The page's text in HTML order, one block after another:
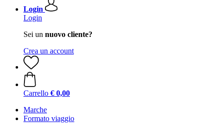
Login
Login
Sei un nuovo cliente?
Crea un account
Carrello € 0,00
Marche
Formato viaggio